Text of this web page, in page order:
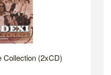
Collection (2xCD)